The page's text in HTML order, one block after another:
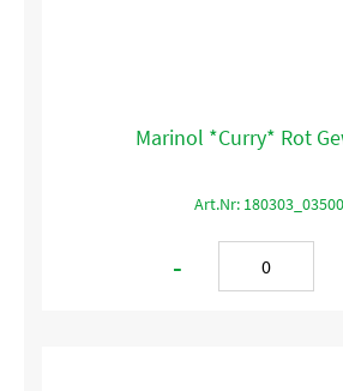
Marinol *Curry* Rot
Art.Nr: 180303_03500
-